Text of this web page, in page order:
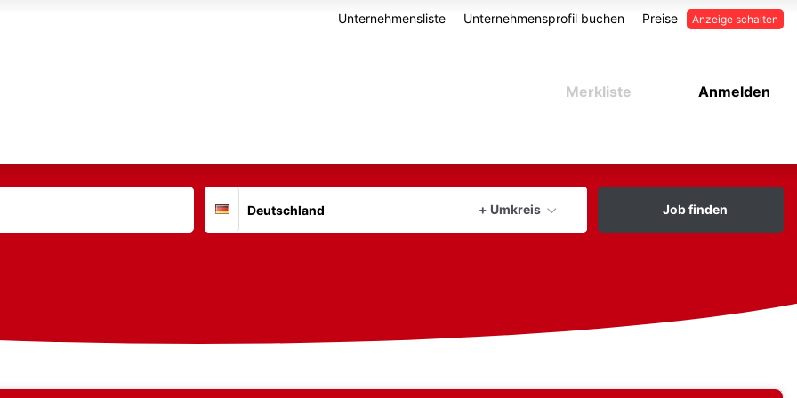
Anzeige schalten
Unternehmensliste Unternehmensprofil buchen Preise
Anmelden
Merkliste
Deutschland
+ Umkreis
aktuellen Ort verwenden
Job finden